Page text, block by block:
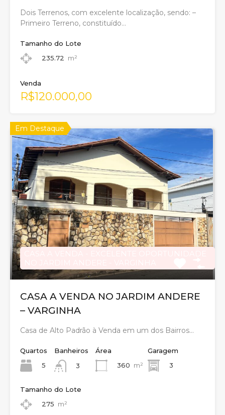
Dois Terrenos, com excelente localização, sendo: –
Primeiro Terreno, constituído…
Tamanho do Lote
235.72 m²
Venda
R$120.000,00
Em Destaque
CASA A VENDA NO JARDIM ANDERE
– VARGINHA
Casa de Alto Padrão à Venda em um dos Bairros…
Quartos
5
Banheiros
3
Área
360 m²
Garagem
3
Tamanho do Lote
275 m²